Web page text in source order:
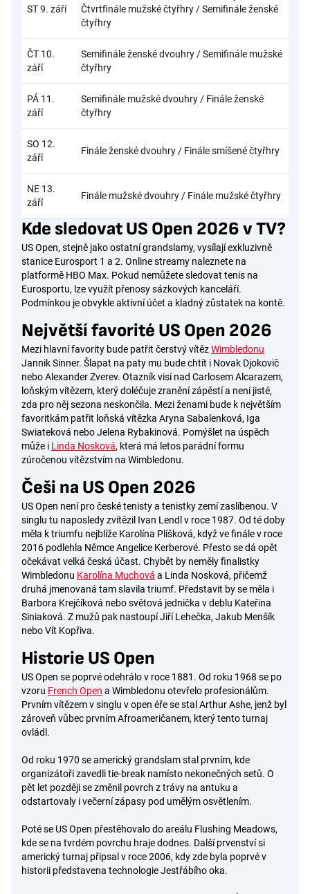
ST 9. září
Čtvrtfinále mužské čtyřhry / Semifinále ženské
čtyřhry
ČT 10.
září
Semifinále ženské dvouhry / Semifinále mužské
čtyřhry
PÁ 11.
září
Semifinále mužské dvouhry / Finále ženské
čtyřhry
SO 12.
září
Finále ženské dvouhry / Finále smíšené čtyřhry
NE 13.
září
Finále mužské dvouhry / Finále mužské čtyřhry
Kde sledovat US Open 2026 v TV?
US Open, stejně jako ostatní grandslamy, vysílají exkluzivně
stanice Eurosport 1 a 2. Online streamy naleznete na
platformě HBO Max. Pokud nemůžete sledovat tenis na
Eurosportu, lze využít přenosy sázkových kanceláří.
Podmínkou je obvykle aktivní účet a kladný zůstatek na kontě.
Největší favorité US Open 2026
Mezi hlavní favority bude patřit čerstvý vítězWimbledonu
Jannik Sinner. Šlapat na paty mu bude chtít i Novak Djokovič
nebo Alexander Zverev. Otazník visí nad Carlosem Alcarazem,
loňským vítězem, který doléčuje zranění zápěstí a není jisté,
zda pro něj sezona neskončila. Mezi ženami bude k největším
favoritkám patřit loňská vítězka Aryna Sabalenková, Iga
Swiateková nebo Jelena Rybakinová. Pomýšlet na úspěch
může i Linda Nosková, která má letos parádní formu
zúročenou vítězstvím na Wimbledonu.
Češi na US Open 2026
US Open není pro české tenisty a tenistky zemí zaslíbenou. V
singlu tu naposledy zvítězil Ivan Lendl v roce 1987. Od té doby
měla k triumfu nejblíže Karolína Plíšková, když ve finále v roce
2016 podlehla Němce Angelice Kerberové. Přesto se dá opět
očekávat velká česká účast. Chybět by neměly finalistky
Wimbledonu Karolína Muchová a Linda Nosková, přičemž
druhá jmenovaná tam slavila triumf. Představit by se měla i
Barbora Krejčíková nebo světová jednička v deblu Kateřina
Siniaková. Z mužů pak nastoupí Jiří Lehečka, Jakub Menšík
nebo Vít Kopřiva.
Historie US Open
US Open se poprvé odehrálo v roce 1881. Od roku 1968 se po
vzoru French Open a Wimbledonu otevřelo profesionálům.
Prvním vítězem v singlu v open éře se stal Arthur Ashe, jenž byl
zároveň vůbec prvním Afroameričanem, který tento turnaj
ovládl.
Od roku 1970 se americký grandslam stal prvním, kde
organizátoři zavedli tie-break namísto nekonečných setů. O
pět let později se změnil povrch z trávy na antuku a
odstartovaly i večerní zápasy pod umělým osvětlením.
Poté se US Open přestěhovalo do areálu Flushing Meadows,
kde se na tvrdém povrchu hraje dodnes. Další prvenství si
americký turnaj připsal v roce 2006, kdy zde byla poprvé v
historii představena technologie Jestřábího oka.